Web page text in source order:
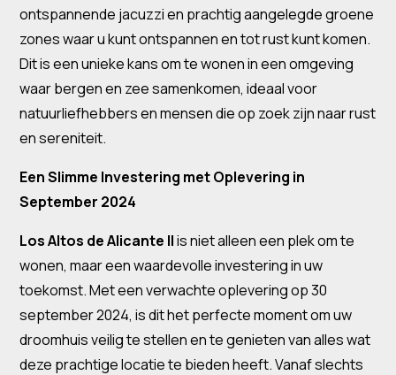
ontspannende jacuzzi en prachtig aangelegde groene
zones waar u kunt ontspannen en tot rust kunt komen.
Dit is een unieke kans om te wonen in een omgeving
waar bergen en zee samenkomen, ideaal voor
natuurliefhebbers en mensen die op zoek zijn naar rust
en sereniteit.
Een Slimme Investering met Oplevering in
September 2024
Los Altos de Alicante IIis niet alleen een plek om te
wonen, maar een waardevolle investering in uw
toekomst. Met een verwachte oplevering op 30
september 2024, is dit het perfecte moment om uw
droomhuis veilig te stellen en te genieten van alles wat
deze prachtige locatie te bieden heeft. Vanaf slechts